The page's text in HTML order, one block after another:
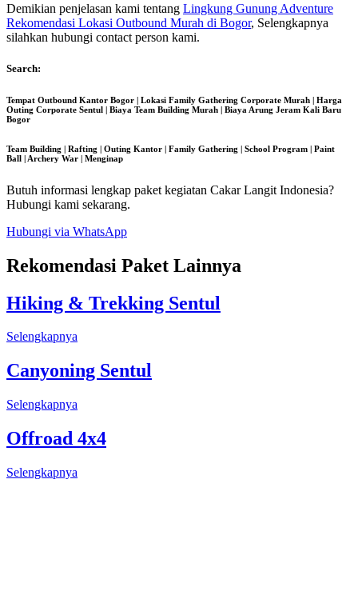
Demikian penjelasan kami tentang Lingkung Gunung Adventure
Rekomendasi Lokasi Outbound Murah di Bogor, Selengkapnya
silahkan hubungi contact person kami.
Search:
Tempat Outbound Kantor Bogor | Lokasi Family Gathering Corporate Murah | Harga
Outing Corporate Sentul | Biaya Team Building Murah | Biaya Arung Jeram Kali Baru
Bogor
Team Building | Rafting | Outing Kantor | Family Gathering | School Program | Paint
Ball | Archery War | Menginap
Butuh informasi lengkap paket kegiatan Cakar Langit Indonesia?
Hubungi kami sekarang.
Hubungi via WhatsApp
Rekomendasi Paket Lainnya
Hiking & Trekking Sentul
Selengkapnya
Canyoning Sentul
Selengkapnya
Offroad 4x4
Selengkapnya